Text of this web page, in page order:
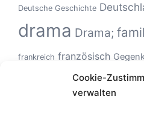
Cookie-
verwalten
Deutsche Geschichte
drama Drama;
frankreich französisch
Geschlechterverhältnisse
Kinoerlebnis